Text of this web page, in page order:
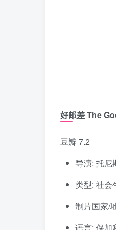
好邮差 The
豆瓣 7.2
导演: 托尼
类型: 社会
制片国家/